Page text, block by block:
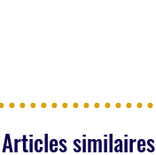
Articles similaires